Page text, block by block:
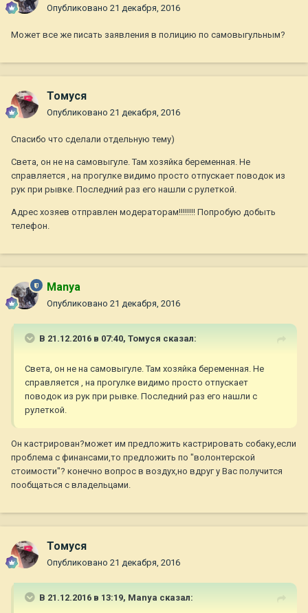
Опубликовано 21 декабря, 2016
Может все же писать заявления в полицию по самовыгульным?
Томуся
Опубликовано 21 декабря, 2016
Спасибо что сделали отдельную тему)
Света, он не на самовыгуле. Там хозяйка беременная. Не
справляется , на прогулке видимо просто отпускает поводок из
рук при рывке. Последний раз его нашли с рулеткой.
Адрес хозяев отправлен модераторам!!!!!!!! Попробую добыть
телефон.
Manya
Опубликовано 21 декабря, 2016
В 21.12.2016 в 07:40, Томуся сказал:
Света, он не на самовыгуле. Там хозяйка беременная. Не
справляется , на прогулке видимо просто отпускает
поводок из рук при рывке. Последний раз его нашли с
рулеткой.
Он кастрирован?может им предложить кастрировать собаку,если
проблема с финансами,то предложить по "волонтерской
стоимости"? конечно вопрос в воздух,но вдруг у Вас получится
пообщаться с владельцами.
Томуся
Опубликовано 21 декабря, 2016
В 21.12.2016 в 13:19, Manya сказал: